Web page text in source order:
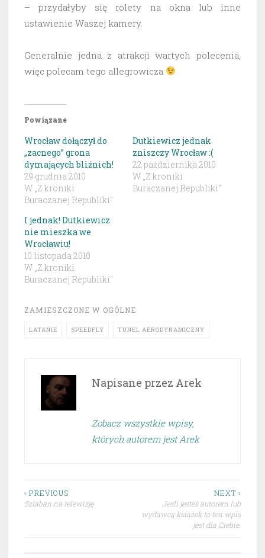
– przydałyby się rolety na okna lub inne
ustawienie Waszej kamery.
Generalnie jedna z atrakcji wartych polecenia,
więc polecam tego allegrowicza
Powiązane
Wrocław dołączył do
„zacnego” grona
dymających bliźnich!
29 grudnia 2010
W „Z kroniki
Buraczanej Republiki"
Dutkiewicz jednak
zniszczy Wrocław :(
22 października 2010
W „Z kroniki
Buraczanej Republiki"
I jednak! Dutkiewicz
nie mieszka we
Wrocławiu!
10 listopada 2010
W „Z kroniki
Buraczanej Republiki"
ZAMIESZCZONE W OGÓLNE
LATANIE SPEEDFLY TUNEL AERODYNAMICZNY
Napisane przez Arek
Zobacz wszystkie wpisy,
których autorem jest Arek
Nawigacja
‹ PREVIOUS
Szlaban na telewizję
NEXT ›
Jeśli jesteś autorem lub
wydawcą książek to ten wpis
jest dla Ciebie.